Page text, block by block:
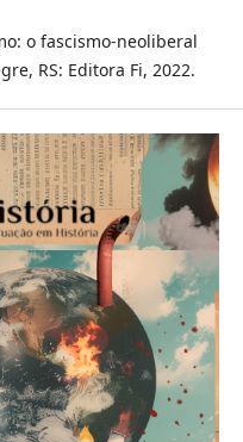
o fascismo-neoliberal
RS: Editora Fi, 2022.